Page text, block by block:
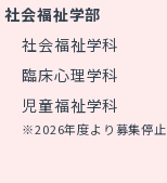
社会福祉学部
社会福祉学科
臨床心理学科
児童福祉学科
※2026年度より募集停止